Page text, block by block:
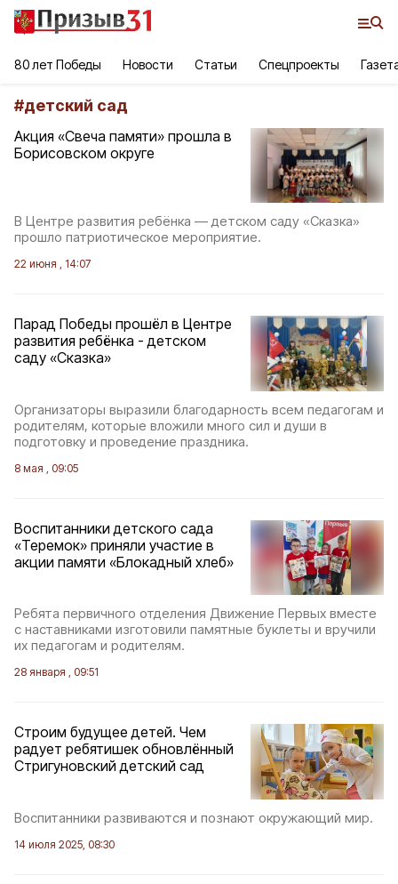
80 лет Победы Новости Статьи Спецпроекты
#детский сад
Акция «Свеча памяти» прошла в
Борисовском округе
В Центре развития ребёнка — детском саду «Сказка»
прошло патриотическое мероприятие.
22 июня , 14:07
Парад Победы прошёл в Центре
развития ребёнка - детском
саду «Сказка»
Организаторы выразили благодарность всем педагогам и
родителям, которые вложили много сил и души в
подготовку и проведение праздника.
8 мая , 09:05
Воспитанники детского сада
«Теремок» приняли участие в
акции памяти «Блокадный хлеб»
Ребята первичного отделения Движение Первых вместе
с наставниками изготовили памятные буклеты и вручили
их педагогам и родителям.
28 января , 09:51
Строим будущее детей. Чем
радует ребятишек обновлённый
Стригуновский детский сад
Воспитанники развиваются и познают окружающий мир.
14 июля 2025, 08:30